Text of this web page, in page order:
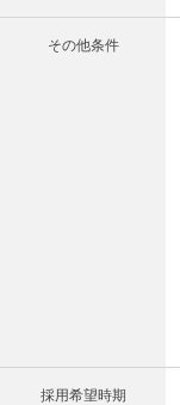
その他条件
採用希望時期